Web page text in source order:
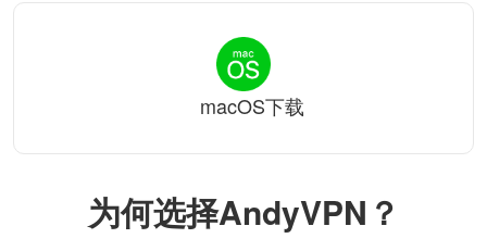
为何选择AndyVPN？
macOS下载